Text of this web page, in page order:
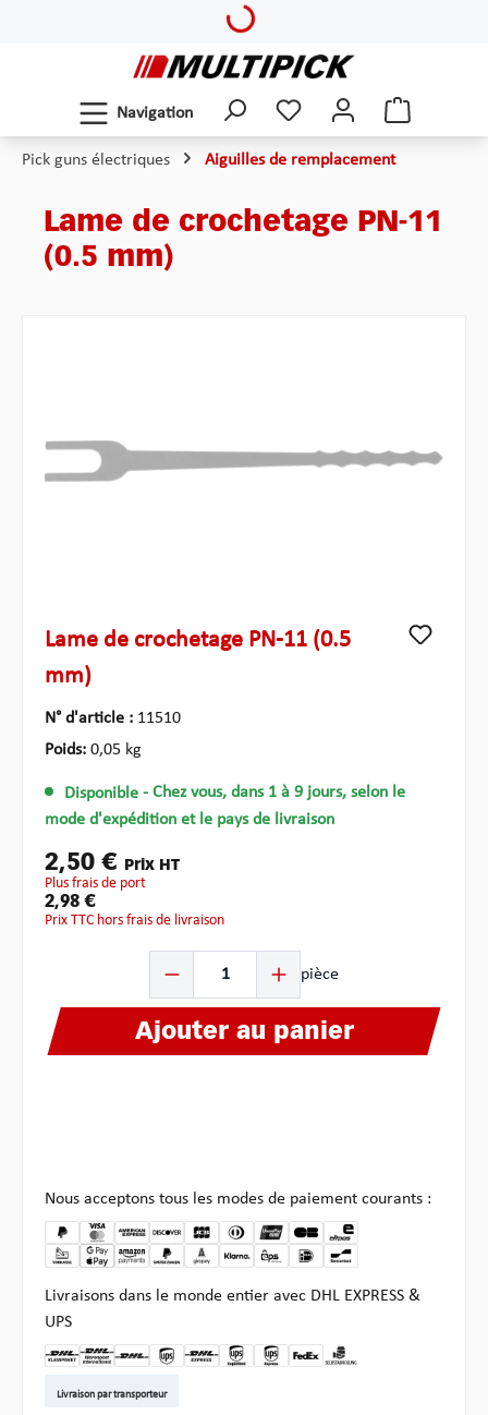
Loading...
Navigation
Pick guns électriques Aiguilles de remplacement
Lame de crochetage PN-11
(0.5 mm)
Lame de crochetage PN-11 (0.5
mm)
N° d'article : 11510
Poids: 0,05 kg
Disponible - Chez vous, dans 1 à 9 jours, selon le
mode d'expédition et le pays de livraison
2,50 € Prix HT
plus frais de port
2,98 €
Prix TTC hors frais de livraison
pièce
Ajouter au panier
Nous acceptons tous les modes de paiement courants :
Livraisons dans le monde entier avec DHL EXPRESS &
UPS
Livraison par transporteur